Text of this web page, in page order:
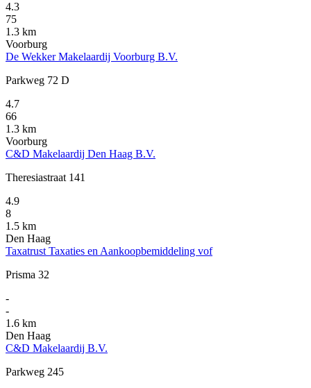
4.3
75
1.3 km
Voorburg
De Wekker Makelaardij Voorburg B.V.
Parkweg 72 D
4.7
66
1.3 km
Voorburg
C&D Makelaardij Den Haag B.V.
Theresiastraat 141
4.9
8
1.5 km
Den Haag
Taxatrust Taxaties en Aankoopbemiddeling vof
Prisma 32
-
-
1.6 km
Den Haag
C&D Makelaardij B.V.
Parkweg 245